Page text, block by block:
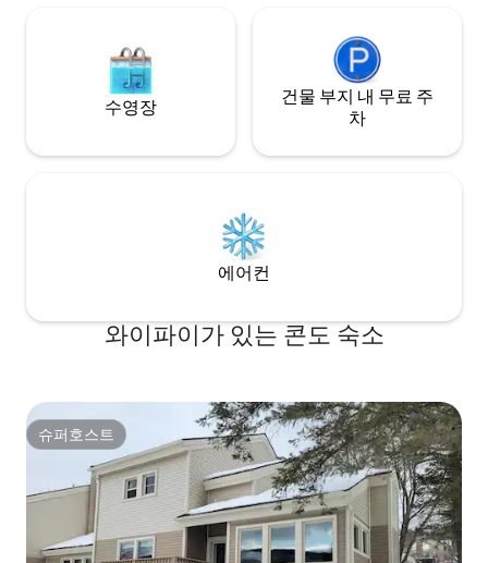
수영장
건물 부지 내 무료 주
차
에어컨
와이파이가 있는 콘도 숙소
슈퍼호스트
슈퍼호스트